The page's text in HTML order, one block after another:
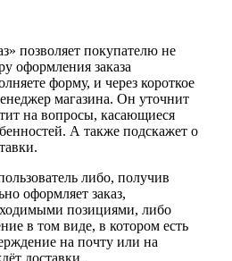
позволяет покупателю не
оформления заказа
форму, и через короткое
магазина. Он уточнит
на вопросы, касающиеся
А также подскажет о
либо, получив
оформляет заказ,
позициями, либо
в том виде, в котором есть
на почту или на
доставки.